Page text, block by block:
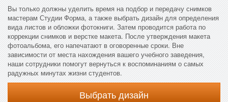
Вы только должны уделить время на подбор и передачу снимков
мастерам Студии Форма, а также выбрать дизайн для определения
вида листов и обложки фотокниги. Затем проводится работа по
коррекции снимков и верстке макета. После утверждения макета
фотоальбома, его напечатают в оговоренные сроки. Вне
зависимости от места нахождения вашего учебного заведения,
наши сотрудники помогут вернуться к воспоминаниям о самых
радужных минутах жизни студентов.
Выбрать дизайн